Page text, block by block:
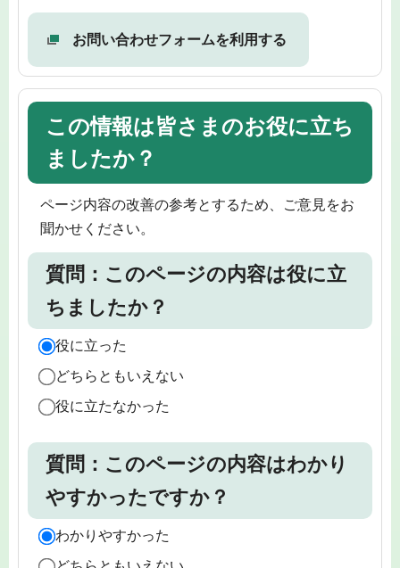
お問い合わせフォームを利用する
この情報は皆さまのお役に立ち
ましたか？
ページ内容の改善の参考とするため、ご意見をお
聞かせください。
質問：このページの内容は役に立
ちましたか？
役に立った
どちらともいえない
役に立たなかった
質問：このページの内容はわかり
やすかったですか？
わかりやすかった